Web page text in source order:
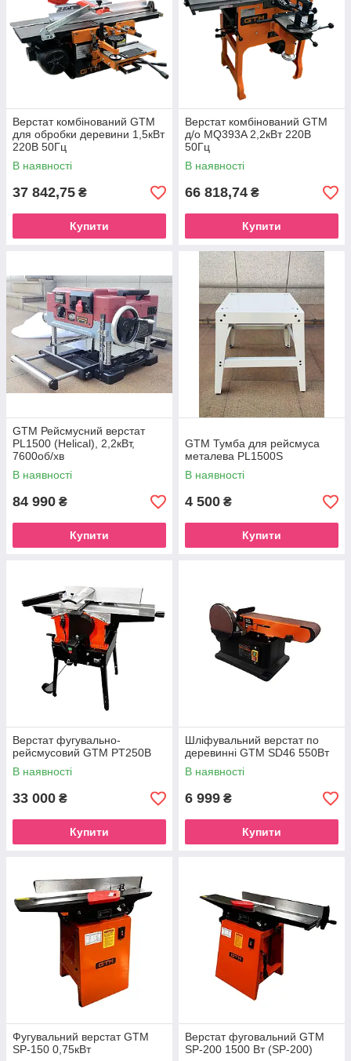
Верстат комбінований GTM
для обробки деревини 1,5кВт
220В 50Гц
В наявності
37 842,75 ₴
Купити
Верстат комбінований GTM
д/о MQ393A 2,2кВт 220В
50Гц
В наявності
66 818,74 ₴
Купити
GTM Рейсмусний верстат
PL1500 (Helical), 2,2кВт,
7600об/хв
В наявності
84 990 ₴
Купити
GTM Тумба для рейсмуса
металева PL1500S
В наявності
4 500 ₴
Купити
Верстат фугувально-
рейсмусовий GTM PT250B
В наявності
33 000 ₴
Купити
Шліфувальний верстат по
деревинні GTM SD46 550Вт
В наявності
6 999 ₴
Купити
Фугувальний верстат GTM
SP-150 0,75кВт
Верстат фуговальний GTM
SP-200 1500 Вт (SP-200)